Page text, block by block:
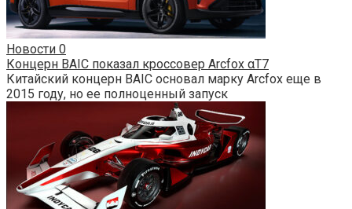
Новости 0
Концерн BAIC показал кроссовер Arcfox αT7
Китайский концерн BAIC основал марку Arcfox еще в
2015 году, но ее полноценный запуск